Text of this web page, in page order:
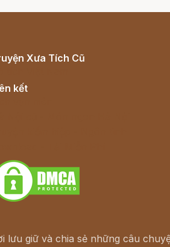
Xưa Tích Cũ
kết
lưu giữ và chia sẻ những câu